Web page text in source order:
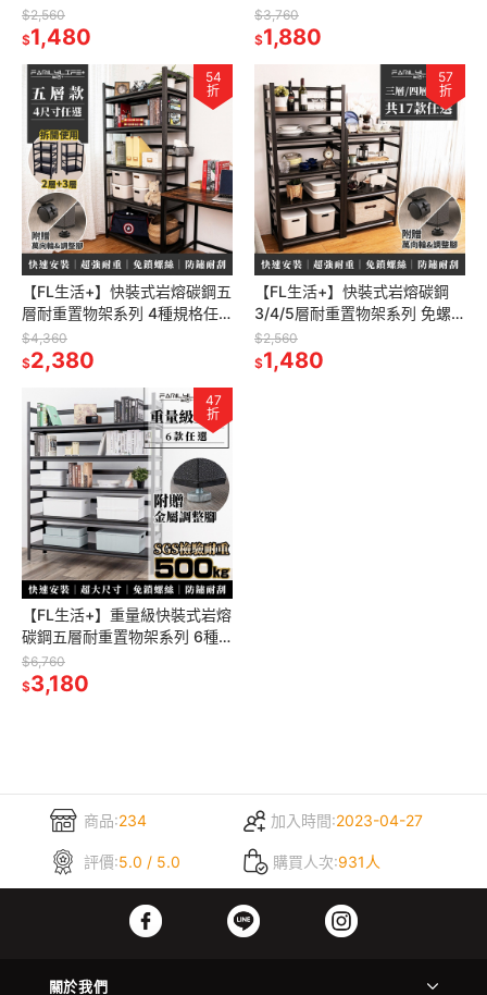
螺絲角鋼 展示架 層架 置物架
廚房層架 廚房收納架 書櫃
$2,560
$1,480
角鋼架 鐵架 貨架 鐵力士架 黑
色角鋼層架 陳列架 層櫃
$3,760
$1,880
54
折
【FL生活+】快裝式岩熔碳鋼五
層耐重置物架系列 4種規格任
選 角鋼架 鐵架 貨架 鐵力士架
黑色角鋼層架 陳列架 層櫃
$4,360
$2,380
57
折
【FL生活+】快裝式岩熔碳鋼
3/4/5層耐重置物架系列 免螺
絲角鋼 展示架 層架 置物架 廚
房層架 廚房收納架 貨架
$2,560
$1,480
47
折
【FL生活+】重量級快裝式岩熔
碳鋼五層耐重置物架系列 6種
規格任選 角鋼架 鐵架 貨架 鐵
力士架 免螺絲 耐重架 陳列架
$6,760
$3,180
商品:234 加入時間:2023-04-27
評價:5.0 / 5.0 購買人次:931人
關於我們